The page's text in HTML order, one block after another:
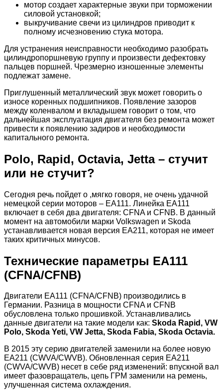
мотор создает характерные звуки при торможении
силовой установкой;
выкручивание свечи из цилиндров приводит к
полному исчезновению стука мотора.
Для устранения неисправности необходимо разобрать
цилиндропоршневую группу и произвести дефектовку
пальцев поршней. Чрезмерно изношенные элементы
подлежат замене.
Приглушенный металлический звук может говорить о
износе коренных подшипников. Появление зазоров
между коленвалом и вкладышем говорит о том, что
дальнейшая эксплуатация двигателя без ремонта может
привести к появлению задиров и необходимости
капитального ремонта.
Polo, Rapid, Octavia, Jetta – стучит
или не стучит?
Сегодня речь пойдет о ,мягко говоря, не очень удачной
немецкой серии моторов – EA111. Линейка EA111
включает в себя два двигателя: CFNA и СFNB. В данный
момент на автомобили марки Volkswagen и Skoda
устанавливается новая версия EA211, которая не имеет
таких критичных минусов.
Технические параметры EA111
(CFNA/CFNB)
Двигатели EA111 (CFNA/CFNB) производились в
Германии. Разница в мощности CFNA и CFNB
обусловлена только прошивкой. Устанавливались
данные двигатели на такие модели как: Skoda Rapid, VW
Polo, Skoda Yeti, VW Jetta, Skoda Fabia, Skoda Octavia.
В 2015 эту серию двигателей заменили на более новую
EA211 (CWVA/CWVB). Обновленная серия EA211
(CWVA/CWVB) несет в себе ряд изменений: впускной вал
имеет фазовращатель, цепь ГРМ заменили на ремень,
улучшенная система охлаждения.